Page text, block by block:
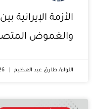
الأزمة الإيرانية
والغموض
اللواء/ طارق عبد العظيم